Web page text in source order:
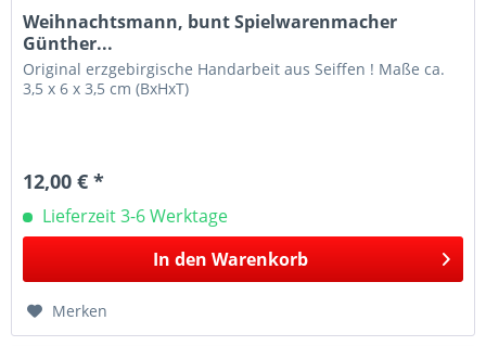
Weihnachtsmann, bunt Spielwarenmacher
Günther...
Original erzgebirgische Handarbeit aus Seiffen ! Maße ca.
3,5 x 6 x 3,5 cm (BxHxT)
12,00 € *
Lieferzeit 3-6 Werktage
In den Warenkorb
Merken